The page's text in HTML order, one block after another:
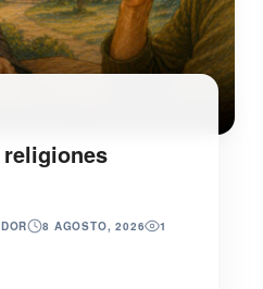
8 AGOSTO, 2026 1